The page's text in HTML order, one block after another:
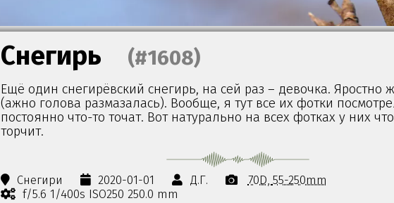
Снегирь (#1608)
Ещё один снегирёвский снегирь, на сей раз – девочка. Яростно
(ажно голова размазалась). Вообще, я тут все их фотки
постоянно что-то точат. Вот натурально на всех фотках у них
торчит.
Снегири 2020-01-01 Д.Г. 70D 55-250mm
f/5.6 1/400s ISO250 250.0 mm